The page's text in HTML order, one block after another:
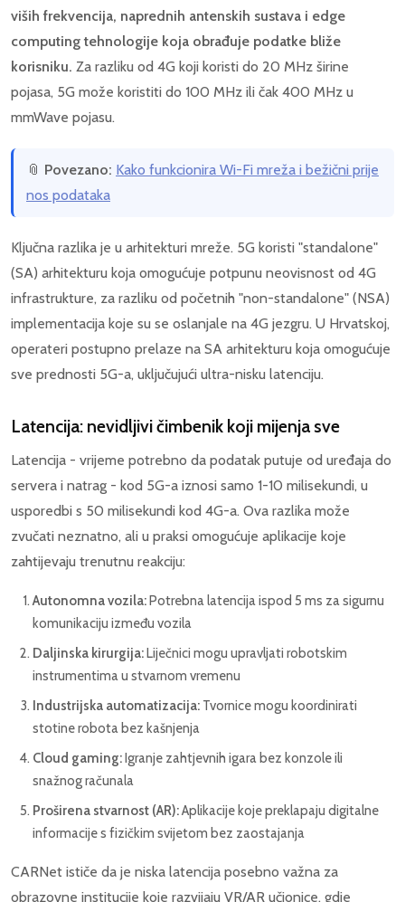
viših frekvencija, naprednih antenskih sustava i edge
computing tehnologije koja obrađuje podatke bliže
korisniku. Za razliku od 4G koji koristi do 20 MHz širine
pojasa, 5G može koristiti do 100 MHz ili čak 400 MHz u
mmWave pojasu.
📎 Povezano: Kako funkcionira Wi-Fi mreža i bežični prije
nos podataka
Ključna razlika je u arhitekturi mreže. 5G koristi "standalone"
(SA) arhitekturu koja omogućuje potpunu neovisnost od 4G
infrastrukture, za razliku od početnih "non-standalone" (NSA)
implementacija koje su se oslanjale na 4G jezgru. U Hrvatskoj,
operateri postupno prelaze na SA arhitekturu koja omogućuje
sve prednosti 5G-a, uključujući ultra-nisku latenciju.
Latencija: nevidljivi čimbenik koji mijenja sve
Latencija - vrijeme potrebno da podatak putuje od uređaja do
servera i natrag - kod 5G-a iznosi samo 1-10 milisekundi, u
usporedbi s 50 milisekundi kod 4G-a. Ova razlika može
zvučati neznatno, ali u praksi omogućuje aplikacije koje
zahtijevaju trenutnu reakciju:
Autonomna vozila:Potrebna latencija ispod 5 ms za sigurnu
komunikaciju između vozila
Daljinska kirurgija:Liječnici mogu upravljati robotskim
instrumentima u stvarnom vremenu
Industrijska automatizacija: Tvornice mogu koordinirati
stotine robota bez kašnjenja
Cloud gaming:Igranje zahtjevnih igara bez konzole ili
snažnog računala
Proširena stvarnost (AR):Aplikacije koje preklapaju digitalne
informacije s fizičkim svijetom bez zaostajanja
CARNet ističe da je niska latencija posebno važna za
obrazovne institucije koje razvijaju VR/AR učionice, gdje